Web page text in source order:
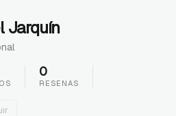
Jarquín
0
RESENAS